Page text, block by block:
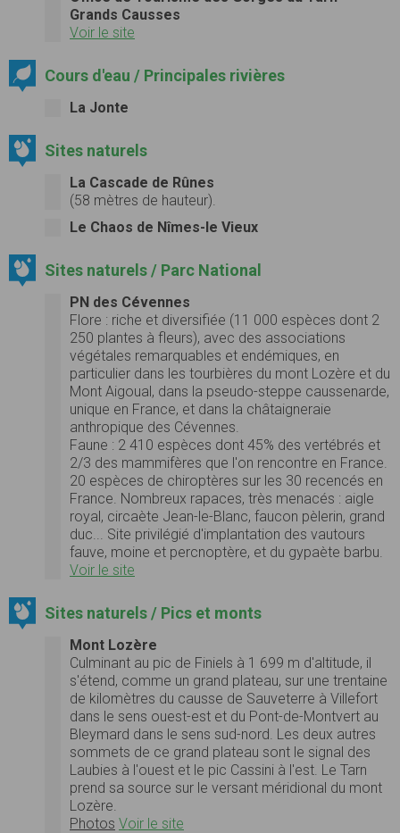
Grands Causses
Voir le site
Cours d'eau / Principales rivières
La Jonte
Sites naturels
La Cascade de Rûnes
(58 mètres de hauteur).
Le Chaos de Nîmes-le Vieux
Sites naturels / Parc National
PN des Cévennes
Flore : riche et diversifiée (11 000 espèces dont 2
250 plantes à fleurs), avec des associations
végétales remarquables et endémiques, en
particulier dans les tourbières du mont Lozère et du
Mont Aigoual, dans la pseudo-steppe caussenarde,
unique en France, et dans la châtaigneraie
anthropique des Cévennes.
Faune : 2 410 espèces dont 45% des vertébrés et
2/3 des mammifères que l'on rencontre en France.
20 espèces de chiroptères sur les 30 recencés en
France. Nombreux rapaces, très menacés : aigle
royal, circaète Jean-le-Blanc, faucon pèlerin, grand
duc... Site privilégié d'implantation des vautours
fauve, moine et percnoptère, et du gypaète barbu.
Voir le site
Sites naturels / Pics et monts
Mont Lozère
Culminant au pic de Finiels à 1 699 m d'altitude, il
s'étend, comme un grand plateau, sur une trentaine
de kilomètres du causse de Sauveterre à Villefort
dans le sens ouest-est et du Pont-de-Montvert au
Bleymard dans le sens sud-nord. Les deux autres
sommets de ce grand plateau sont le signal des
Laubies à l'ouest et le pic Cassini à l'est. Le Tarn
prend sa source sur le versant méridional du mont
Lozère.
Photos Voir le site